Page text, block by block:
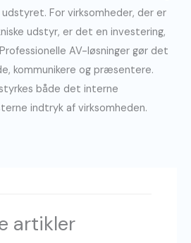
For virksomheder, der er
udstyr, er det en investering,
AV-løsninger gør det
kommunikere og præsentere.
både det interne
indtryk af virksomheden.
artikler